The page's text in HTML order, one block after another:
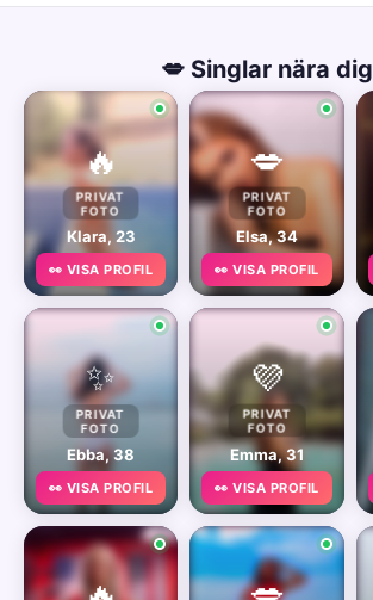
💋 Singlar nära dig
🔥
PRIVAT
FOTO
Klara, 23
👀 VISA PROFIL
💋
PRIVAT
FOTO
Elsa, 34
👀 VISA PROFIL
✨
PRIVAT
FOTO
Ebba, 38
👀 VISA PROFIL
💜
PRIVAT
FOTO
Emma, 31
👀 VISA PROFIL